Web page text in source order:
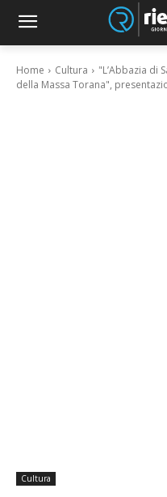
Home Cultura
"L’Abbazia di
della Massa Torana",
Cultura